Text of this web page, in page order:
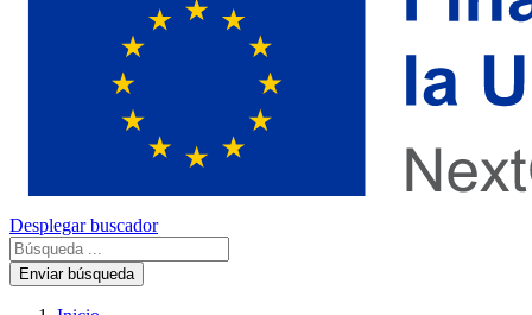
Desplegar buscador
Enviar búsqueda